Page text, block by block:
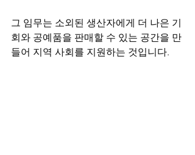
그 임무는 소외된 생산자에게 더 나은 기
회와 공예품을 판매할 수 있는 공간을 만
들어 지역 사회를 지원하는 것입니다.​